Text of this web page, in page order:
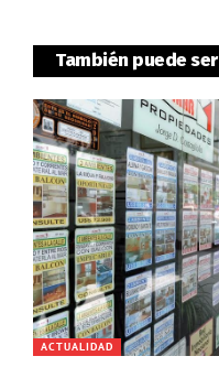
También puede ser
ACTUALIDAD